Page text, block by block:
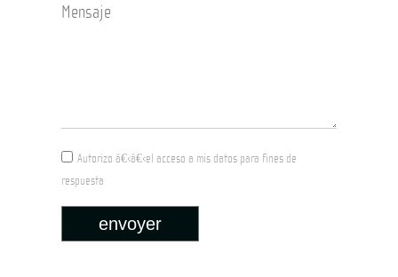
Autorizo â€‹â€‹el acceso a mis datos para fines de
respuesta
envoyer